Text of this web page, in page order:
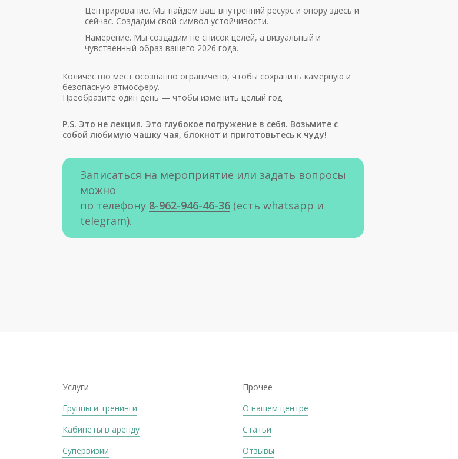
Центрирование. Мы найдем ваш внутренний ресурс и опору здесь и
сейчас. Создадим свой символ устойчивости.
Намерение. Мы создадим не список целей, а визуальный и
чувственный образ вашего 2026 года.
Количество мест осознанно ограничено, чтобы сохранить камерную и
безопасную атмосферу.
Преобразите один день — чтобы изменить целый год.
P.S. Это не лекция. Это глубокое погружение в себя. Возьмите с
собой любимую чашку чая, блокнот и приготовьтесь к чуду!
Записаться на мероприятие или задать вопросы
можно
по телефону 8-962-946-46-36 (есть whatsapp и
telegram).
Услуги
Группы и тренинги
Кабинеты в аренду
Супервизии
Прочее
О нашем центре
Статьи
Отзывы